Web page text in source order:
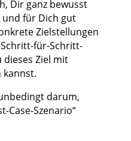
Dir ganz bewusst
und für Dich gut
Zielstellungen
für-Schritt-
dieses Ziel mit
kannst.
darum,
Case-Szenario“